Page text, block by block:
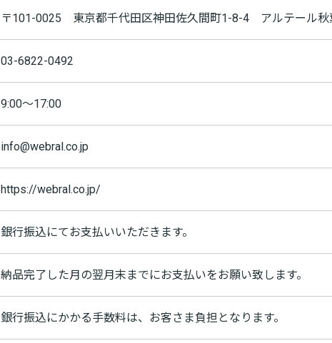
〒101-0025 東京都千代田区神田佐久間町1-8-4 アルテール秋
03-6822-0492
9:00〜17:00
info@webral.co.jp
https://webral.co.jp/
銀行振込にてお支払いいただきます。
納品完了した月の翌月末までにお支払いをお願い致します。
銀行振込にかかる手数料は、お客さま負担となります。